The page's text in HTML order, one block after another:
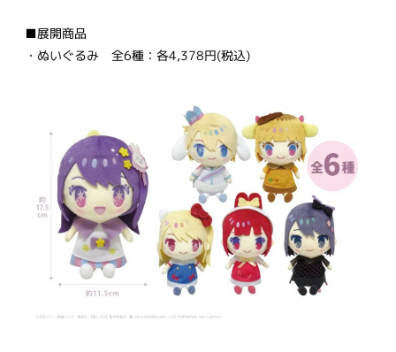
■展開商品
・ぬいぐるみ 全6種：各4,378円(税込)